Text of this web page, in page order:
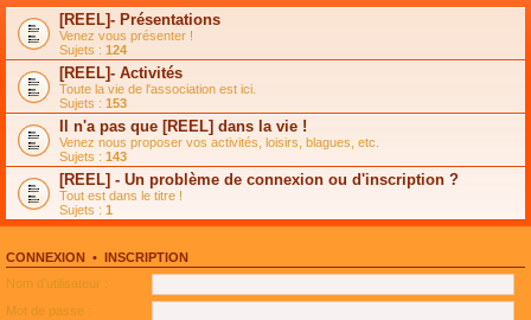
s
s
a
g
e
n
o
n
l
u
l
e
p
l
u
s
é
c
e
n
t
l
e
m
e
s
s
a
g
e
n
o
n
l
u
l
e
l
u
s
é
l
t
e
r
l
e
m
e
s
s
a
g
e
n
o
n
u
l
e
l
[REEL]- Présentations
Venez vous présenter !
Sujets : 124
[REEL]- Activités
Toute la vie de l'association est ici.
Sujets : 153
Il n'a pas que [REEL] dans la vie !
Venez nous proposer vos activités, loisirs, blagues, etc.
Sujets : 143
[REEL] - Un problème de connexion ou d'inscription ?
Tout est dans le titre !
Sujets : 1
CONNEXION • INSCRIPTION
Nom d’utilisateur :
Mot de passe :